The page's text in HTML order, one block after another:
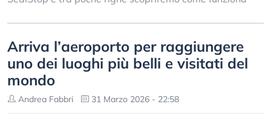
Arriva l’aeroporto per raggiungere
uno dei luoghi più belli e visitati del
mondo
Andrea Fabbri 31 Marzo 2026 - 22:58